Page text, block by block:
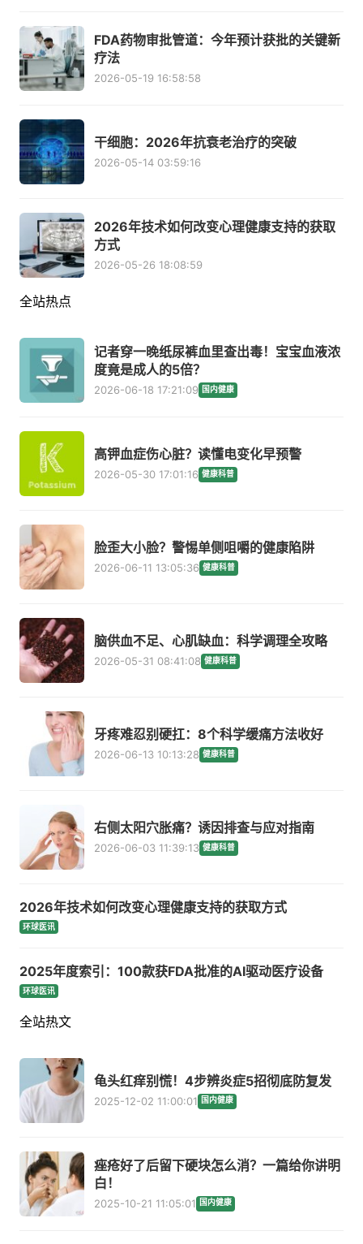
FDA药物审批管道：今年预计获批的关键新
疗法
2026-05-19 16:58:58
干细胞：2026年抗衰老治疗的突破
2026-05-14 03:59:16
2026年技术如何改变心理健康支持的获取
方式
2026-05-26 18:08:59
全站热点
记者穿一晚纸尿裤血里查出毒！宝宝血液浓
度竟是成人的5倍？
2026-06-18 17:21:09 国内健康
高钾血症伤心脏？读懂电变化早预警
2026-05-30 17:01:16 健康科普
脸歪大小脸？警惕单侧咀嚼的健康陷阱
2026-06-11 13:05:36 健康科普
脑供血不足、心肌缺血：科学调理全攻略
2026-05-31 08:41:08 健康科普
牙疼难忍别硬扛：8个科学缓痛方法收好
2026-06-13 10:13:28 健康科普
右侧太阳穴胀痛？诱因排查与应对指南
2026-06-03 11:39:13 健康科普
2026年技术如何改变心理健康支持的获取方式
环球医讯
2025年度索引：100款获FDA批准的AI驱动医疗设备
环球医讯
全站热文
龟头红痒别慌！4步辨炎症5招彻底防复发
2025-12-02 11:00:01 国内健康
痤疮好了后留下硬块怎么消？一篇给你讲明
白！
2025-10-21 11:05:01 国内健康